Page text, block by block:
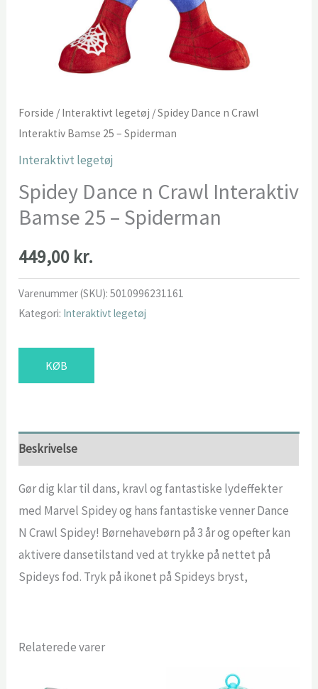
Forside / Interaktivt legetøj / Spidey Dance n Crawl
Interaktiv Bamse 25 – Spiderman
Interaktivt legetøj
Spidey Dance n Crawl Interaktiv
Bamse 25 – Spiderman
449,00 kr.
Varenummer (SKU):5010996231161
Kategori: Interaktivt legetøj
KØB
Beskrivelse
Gør dig klar til dans, kravl og fantastiske lydeffekter
med Marvel Spidey og hans fantastiske venner Dance
N Crawl Spidey! Børnehavebørn på 3 år og opefter kan
aktivere dansetilstand ved at trykke på nettet på
Spideys fod. Tryk på ikonet på Spideys bryst,
Relaterede varer